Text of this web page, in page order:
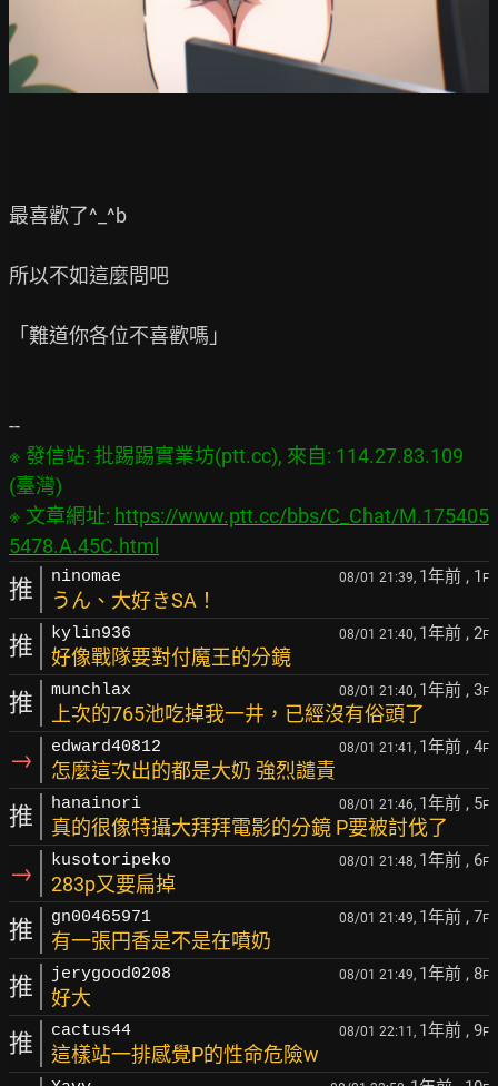
最喜歡了^_^b
所以不如這麼問吧
「難道你各位不喜歡嗎」
※ 發信站: 批踢踢實業坊(ptt.cc), 來自: 114.27.83.109
(臺灣)
※ 文章網址: https://www.ptt.cc/bbs/C_Chat/M.175405
5478.A.45C.html
推 ninomae 08/01 21:39, 1年前 , 1 F
うん、大好きSA！
推 kylin936 08/01 21:40, 1年前 , 2F
好像戰隊要對付魔王的分鏡
推 munchlax 08/01 21:40, 1年前 , 3F
上次的765池吃掉我一井，已經沒有俗頭了
→ edward40812 08/01 21:41, 1年前 , 4F
怎麼這次出的都是大奶 強烈譴責
推 hanainori 08/01 21:46, 1年前 , 5F
真的很像特攝大拜拜電影的分鏡 P要被討伐了
→ kusotoripeko 08/01 21:48, 1年前 , 6F
283p又要扁掉
推 gn00465971 08/01 21:49, 1年前 , 7F
有一張円香是不是在噴奶
推 jerygood0208 08/01 21:49, 1年前 , 8F
好大
推 cactus44 08/01 22:11, 1年前 , 9F
這樣站一排感覺P的性命危險w